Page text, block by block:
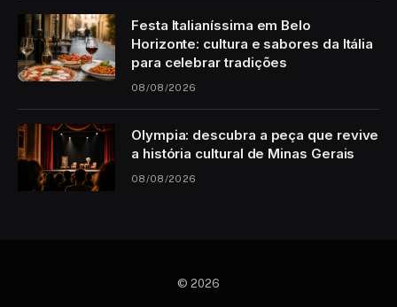
Festa Italianíssima em Belo
Horizonte: cultura e sabores da Itália
para celebrar tradições
08/08/2026
Olympia: descubra a peça que revive
a história cultural de Minas Gerais
08/08/2026
© 2026